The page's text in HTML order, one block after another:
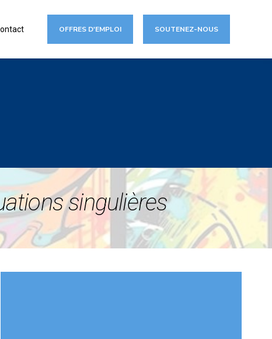
OFFRES D'EMPLOI SOUTENEZ-NOUS
singulières